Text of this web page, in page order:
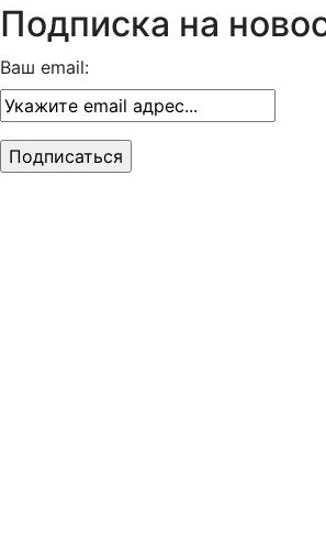
Подписка на
Ваш email: